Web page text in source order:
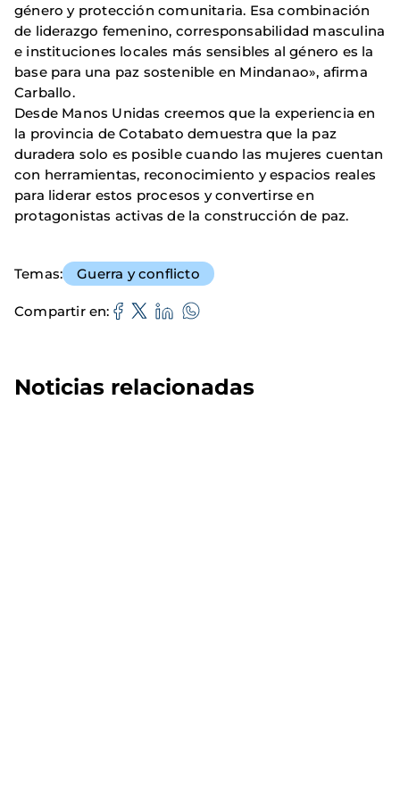
género y protección comunitaria. Esa combinación
de liderazgo femenino, corresponsabilidad masculina
e instituciones locales más sensibles al género es la
base para una paz sostenible en Mindanao», afirma
Carballo.
Desde Manos Unidas creemos que la experiencia en
la provincia de Cotabato demuestra que la paz
duradera solo es posible cuando las mujeres cuentan
con herramientas, reconocimiento y espacios reales
para liderar estos procesos y convertirse en
protagonistas activas de la construcción de paz.
Temas Guerra y conflicto
Compartir en
Noticias relacionadas